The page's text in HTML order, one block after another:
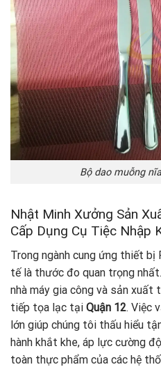
Bộ dao muỗng
Nhật Minh Xưởng Sản
Cấp Dụng Cụ Tiệc Nhập
Trong ngành cung ứng thiết
tế là thước đo quan trọng
nhà máy gia công và sản
tiếp tọa lạc tại Quận 12. Việc
lớn giúp chúng tôi thấu hiểu
hành khắt khe, áp lực cường
toàn thực phẩm của các hệ